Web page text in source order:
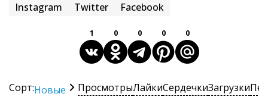
Instagram Twitter Facebook
1 0 0 0 0
Сорт:Новые ПросмотрыЛайкиСердечкиЗагрузки